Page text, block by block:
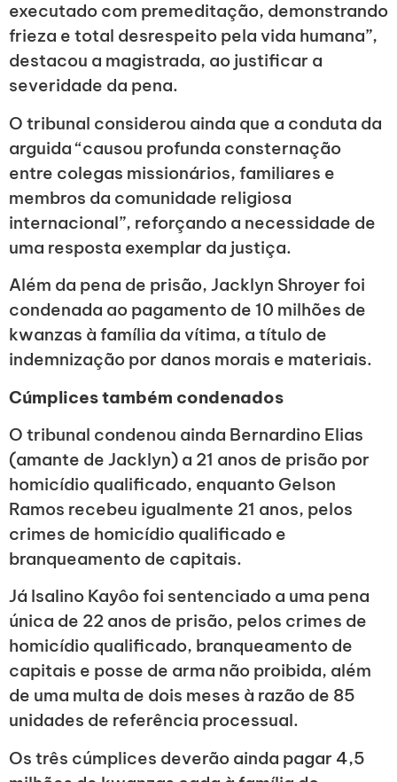
executado com premeditação, demonstrando
frieza e total desrespeito pela vida humana”,
destacou a magistrada, ao justificar a
severidade da pena.
O tribunal considerou ainda que a conduta da
arguida “causou profunda consternação
entre colegas missionários, familiares e
membros da comunidade religiosa
internacional”, reforçando a necessidade de
uma resposta exemplar da justiça.
Além da pena de prisão, Jacklyn Shroyer foi
condenada ao pagamento de 10 milhões de
kwanzas à família da vítima, a título de
indemnização por danos morais e materiais.
Cúmplices também condenados
O tribunal condenou ainda Bernardino Elias
(amante de Jacklyn) a 21 anos de prisão por
homicídio qualificado, enquanto Gelson
Ramos recebeu igualmente 21 anos, pelos
crimes de homicídio qualificado e
branqueamento de capitais.
Já Isalino Kayôo foi sentenciado a uma pena
única de 22 anos de prisão, pelos crimes de
homicídio qualificado, branqueamento de
capitais e posse de arma não proibida, além
de uma multa de dois meses à razão de 85
unidades de referência processual.
Os três cúmplices deverão ainda pagar 4,5